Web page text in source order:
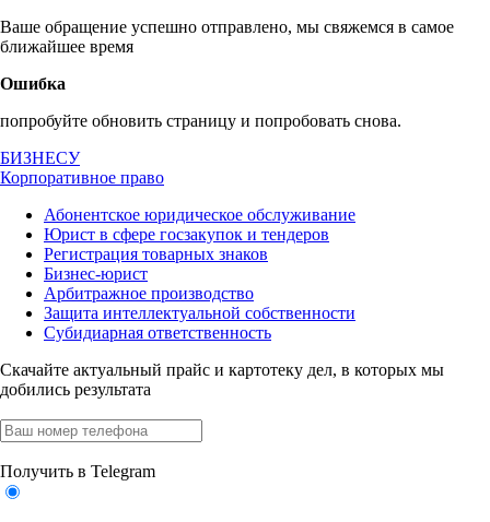
Ваше обращение успешно отправлено, мы свяжемся в самое
ближайшее время
Ошибка
попробуйте обновить страницу и попробовать снова.
БИЗНЕСУ
Корпоративное право
Абонентское юридическое обслуживание
Юрист в сфере госзакупок и тендеров
Регистрация товарных знаков
Бизнес-юрист
Арбитражное производство
Защита интеллектуальной собственности
Субидиарная ответственность
Скачайте актуальный прайс и картотеку дел, в которых мы
добились результата
Получить в Telegram